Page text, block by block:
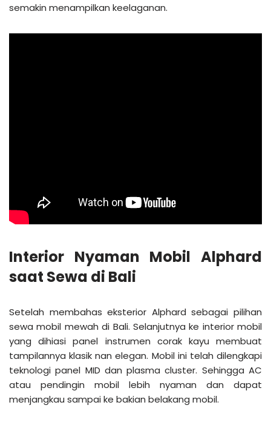
semakin menampilkan keelaganan.
Interior Nyaman Mobil Alphard
saat Sewa di Bali
Setelah membahas eksterior Alphard sebagai pilihan
sewa mobil mewah di Bali. Selanjutnya ke interior mobil
yang dihiasi panel instrumen corak kayu membuat
tampilannya klasik nan elegan. Mobil ini telah dilengkapi
teknologi panel MID dan plasma cluster. Sehingga AC
atau pendingin mobil lebih nyaman dan dapat
menjangkau sampai ke bakian belakang mobil.